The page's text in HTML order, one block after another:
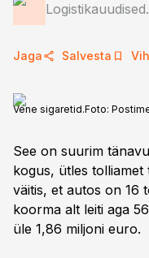
Jaga Salvesta
Vene sigaretid.Foto:
See on suurim
kogus, ütles tolliamet
väitis, et autos on 16
koorma alt leiti aga
üle 1,86 miljoni euro.